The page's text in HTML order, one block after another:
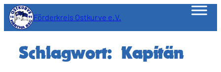
Zum
Inhalt
springen
Förderkreis Ostkurve e.V.
Schlagwort: Kapitän